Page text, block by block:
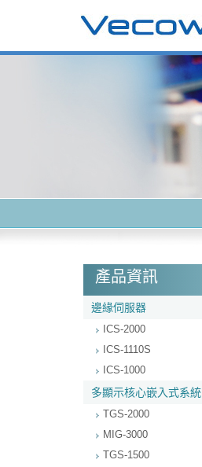
產品資訊
邊緣伺服器
ICS-2000
ICS-1110S
ICS-1000
多顯示核心嵌入式系統
TGS-2000
MIG-3000
TGS-1500